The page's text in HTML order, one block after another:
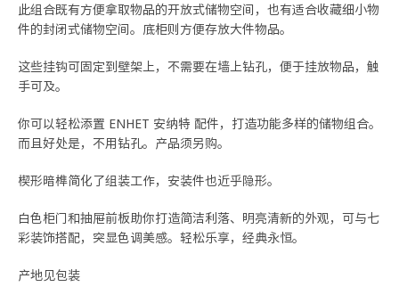
此组合既有方便拿取物品的开放式储物空间，也有适合收藏细小物
件的封闭式储物空间。底柜则方便存放大件物品。
这些挂钩可固定到壁架上，不需要在墙上钻孔，便于挂放物品，触
手可及。
你可以轻松添置 ENHET 安纳特 配件，打造功能多样的储物组合。
而且好处是，不用钻孔。产品须另购。
楔形暗榫简化了组装工作，安装件也近乎隐形。
白色柜门和抽屉前板助你打造简洁利落、明亮清新的外观，可与七
彩装饰搭配，突显色调美感。轻松乐享，经典永恒。
产地见包装